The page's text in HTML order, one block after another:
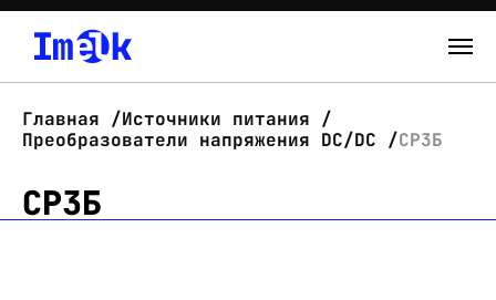
О нас
Новости
Главная
Источники питания
Преобразователи напряжения DC/DC
СР3Б
СР3Б